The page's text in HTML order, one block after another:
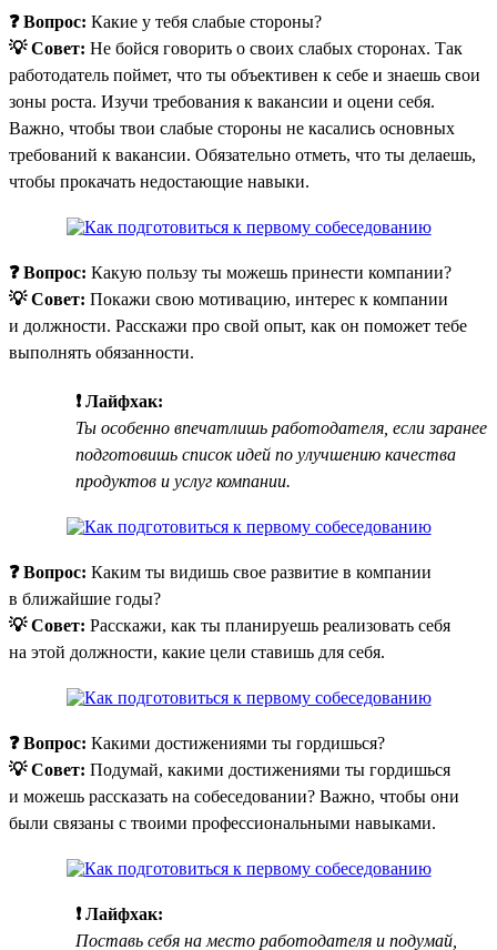
❓ Вопрос: Какие у тебя слабые стороны?
💡 Совет: Не бойся говорить о своих слабых сторонах. Так
работодатель поймет, что ты объективен к себе и знаешь свои
зоны роста. Изучи требования к вакансии и оцени себя.
Важно, чтобы твои слабые стороны не касались основных
требований к вакансии. Обязательно отметь, что ты делаешь,
чтобы прокачать недостающие навыки.
❓ Вопрос: Какую пользу ты можешь принести компании?
💡 Совет: Покажи свою мотивацию, интерес к компании
и должности. Расскажи про свой опыт, как он поможет тебе
выполнять обязанности.
❗ Лайфхак:
Ты особенно впечатлишь работодателя, если заранее
подготовишь список идей по улучшению качества
продуктов и услуг компании.
❓ Вопрос: Каким ты видишь свое развитие в компании
в ближайшие годы?
💡 Совет: Расскажи, как ты планируешь реализовать себя
на этой должности, какие цели ставишь для себя.
❓ Вопрос: Какими достижениями ты гордишься?
💡 Совет: Подумай, какими достижениями ты гордишься
и можешь рассказать на собеседовании? Важно, чтобы они
были связаны с твоими профессиональными навыками.
❗ Лайфхак:
Поставь себя на место работодателя и подумай,